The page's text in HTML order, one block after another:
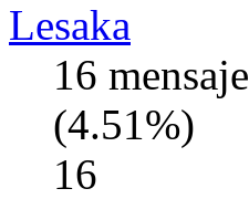
Lesaka
16
(4.51%)
16